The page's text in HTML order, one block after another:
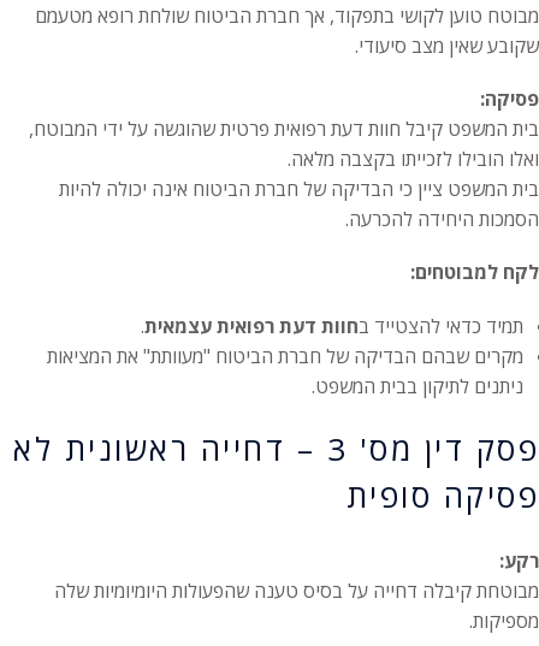
מבוטח טוען לקושי בתפקוד, אך חברת הביטוח שולחת רופא מטעמם
שקובע שאין מצב סיעודי.
פסיקה:
בית המשפט קיבל חוות דעת רפואית פרטית שהוגשה על ידי המבוטח,
ואלו הובילו לזכייתו בקצבה מלאה.
בית המשפט ציין כי הבדיקה של חברת הביטוח אינה יכולה להיות
הסמכות היחידה להכרעה.
לקח למבוטחים:
תמיד כדאי להצטייד בחוות דעת רפואית עצמאית.
מקרים שבהם הבדיקה של חברת הביטוח "מעוותת" את המציאות
ניתנים לתיקון בבית המשפט.
פסק דין מס' 3 – דחייה ראשונית לא
פסיקה סופית
רקע:
מבוטחת קיבלה דחייה על בסיס טענה שהפעולות היומיומיות שלה
מספיקות.